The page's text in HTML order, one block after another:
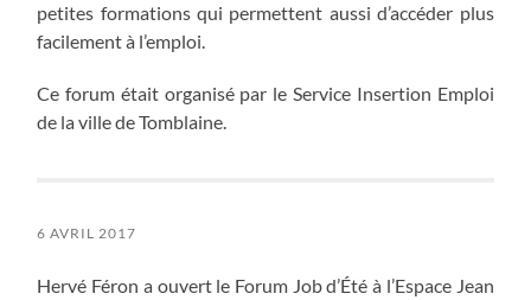
petites formations qui permettent aussi d’accéder plus
facilement à l’emploi.
Ce forum était organisé par le Service Insertion Emploi
de la ville de Tomblaine.
6 AVRIL 2017
Hervé Féron a ouvert le Forum Job d’Été à l’Espace Jean